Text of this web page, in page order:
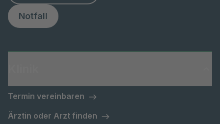
Notfall
Termin vereinbaren
Ärztin oder Arzt finden